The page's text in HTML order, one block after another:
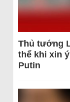
Thủ tướng
thể khi xin
Putin